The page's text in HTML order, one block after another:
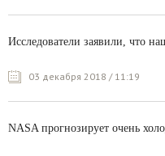
Исследователи заявили, что
03 декабря 2018 / 11:19
NASA прогнозирует очень